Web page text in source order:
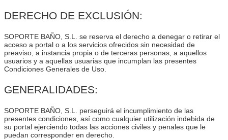
DERECHO DE EXCLUSIÓN:
SOPORTE BAÑO, S.L. se reserva el derecho a denegar o retirar el
acceso a portal o a los servicios ofrecidos sin necesidad de
preaviso, a instancia propia o de terceras personas, a aquellos
usuarios y a aquellas usuarias que incumplan las presentes
Condiciones Generales de Uso.
GENERALIDADES:
SOPORTE BAÑO, S.L. perseguirá el incumplimiento de las
presentes condiciones, así como cualquier utilización indebida de
su portal ejerciendo todas las acciones civiles y penales que le
puedan corresponder en derecho.